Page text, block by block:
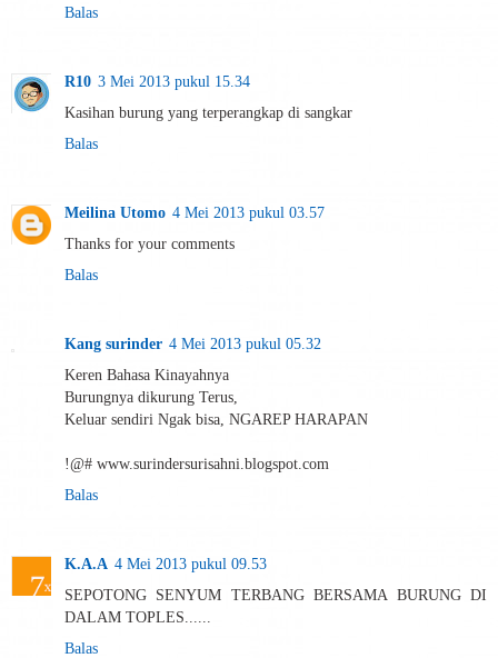
Balas
R10 3 Mei 2013 pukul 15.34
Kasihan burung yang terperangkap di sangkar
Balas
Meilina Utomo 4 Mei 2013 pukul 03.57
Thanks for your comments
Balas
Kang surinder 4 Mei 2013 pukul 05.32
Keren Bahasa Kinayahnya
Burungnya dikurung Terus,
Keluar sendiri Ngak bisa, NGAREP HARAPAN
!@# www.surindersurisahni.blogspot.com
Balas
K.A.A 4 Mei 2013 pukul 09.53
SEPOTONG SENYUM TERBANG BERSAMA BURUNG DI
DALAM TOPLES......
Balas